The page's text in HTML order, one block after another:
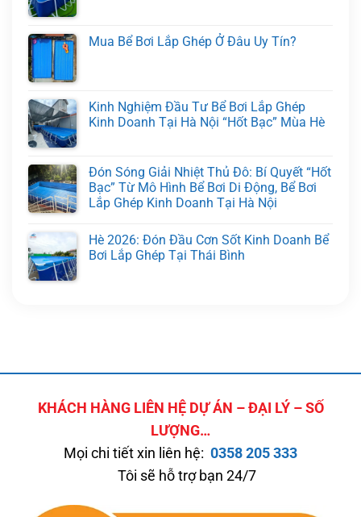
Mua Bể Bơi Lắp Ghép Ở Đâu Uy Tín?
Kinh Nghiệm Đầu Tư Bể Bơi Lắp Ghép
Kinh Doanh Tại Hà Nội “Hốt Bạc” Mùa Hè
Đón Sóng Giải Nhiệt Thủ Đô: Bí Quyết “Hốt
Bạc” Từ Mô Hình Bể Bơi Di Động, Bể Bơi
Lắp Ghép Kinh Doanh Tại Hà Nội
Hè 2026: Đón Đầu Cơn Sốt Kinh Doanh Bể
Bơi Lắp Ghép Tại Thái Bình
KHÁCH HÀNG LIÊN HỆ DỰ ÁN – ĐẠI LÝ – SỐ
LƯỢNG…
Mọi chi tiết xin liên hệ: 0358 205 333
Tôi sẽ hỗ trợ bạn 24/7